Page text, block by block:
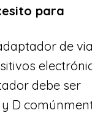
para
de
debe ser
D